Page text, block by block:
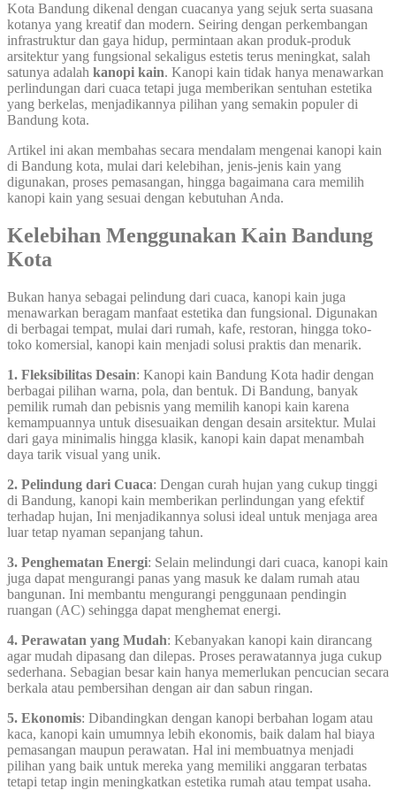
Kota Bandung dikenal dengan cuacanya yang sejuk serta suasana
kotanya yang kreatif dan modern. Seiring dengan perkembangan
infrastruktur dan gaya hidup, permintaan akan produk-produk
arsitektur yang fungsional sekaligus estetis terus meningkat, salah
satunya adalah kanopi kain. Kanopi kain tidak hanya menawarkan
perlindungan dari cuaca tetapi juga memberikan sentuhan estetika
yang berkelas, menjadikannya pilihan yang semakin populer di
Bandung kota.
Artikel ini akan membahas secara mendalam mengenai kanopi kain
di Bandung kota, mulai dari kelebihan, jenis-jenis kain yang
digunakan, proses pemasangan, hingga bagaimana cara memilih
kanopi kain yang sesuai dengan kebutuhan Anda.
Kelebihan Menggunakan Kain Bandung
Kota
Bukan hanya sebagai pelindung dari cuaca, kanopi kain juga
menawarkan beragam manfaat estetika dan fungsional. Digunakan
di berbagai tempat, mulai dari rumah, kafe, restoran, hingga toko-
toko komersial, kanopi kain menjadi solusi praktis dan menarik.
1. Fleksibilitas Desain: Kanopi kain Bandung Kota hadir dengan
berbagai pilihan warna, pola, dan bentuk. Di Bandung, banyak
pemilik rumah dan pebisnis yang memilih kanopi kain karena
kemampuannya untuk disesuaikan dengan desain arsitektur. Mulai
dari gaya minimalis hingga klasik, kanopi kain dapat menambah
daya tarik visual yang unik.
2. Pelindung dari Cuaca: Dengan curah hujan yang cukup tinggi
di Bandung, kanopi kain memberikan perlindungan yang efektif
terhadap hujan, Ini menjadikannya solusi ideal untuk menjaga area
luar tetap nyaman sepanjang tahun.
3. Penghematan Energi: Selain melindungi dari cuaca, kanopi kain
juga dapat mengurangi panas yang masuk ke dalam rumah atau
bangunan. Ini membantu mengurangi penggunaan pendingin
ruangan (AC) sehingga dapat menghemat energi.
4. Perawatan yang Mudah: Kebanyakan kanopi kain dirancang
agar mudah dipasang dan dilepas. Proses perawatannya juga cukup
sederhana. Sebagian besar kain hanya memerlukan pencucian secara
berkala atau pembersihan dengan air dan sabun ringan.
5. Ekonomis: Dibandingkan dengan kanopi berbahan logam atau
kaca, kanopi kain umumnya lebih ekonomis, baik dalam hal biaya
pemasangan maupun perawatan. Hal ini membuatnya menjadi
pilihan yang baik untuk mereka yang memiliki anggaran terbatas
tetapi tetap ingin meningkatkan estetika rumah atau tempat usaha.